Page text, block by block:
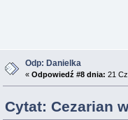
Odp: Danielka
« Odpowiedź #8 dnia: 21
Cytat: Cezarian